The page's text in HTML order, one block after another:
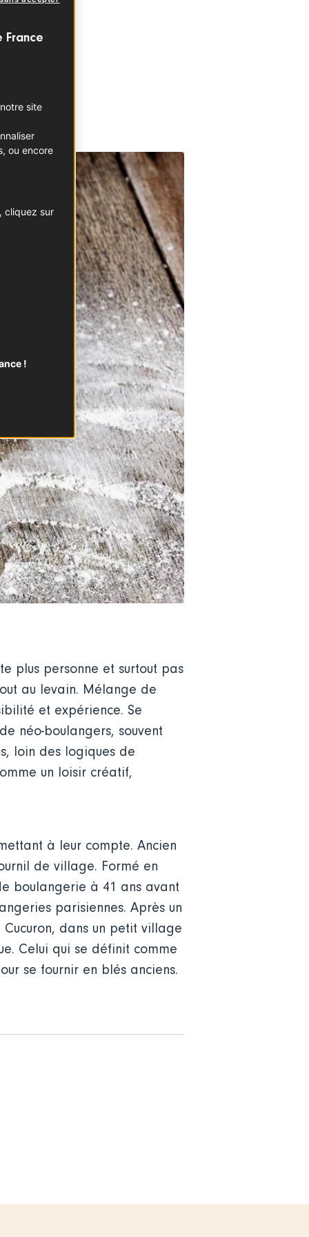
leurs
par
plus personne et surtout pas
au levain. Mélange de
et expérience. Se
néo-boulangers, souvent
loin des logiques de
un loisir créatif,
à leur compte. Ancien
de village. Formé en
boulangerie à 41 ans avant
parisiennes. Après un
dans un petit village
Celui qui se définit comme
se fournir en blés anciens.
France
site
ou encore
cliquez sur
!